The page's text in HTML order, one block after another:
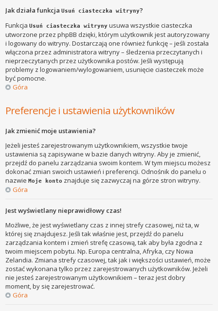
Jak działa funkcjaUsuń ciasteczka witryny?
FunkcjaUsuń ciasteczka witryny usuwa wszystkie ciasteczka
utworzone przez phpBB dzięki, którym użytkownik jest autoryzowany
i logowany do witryny. Dostarczają one również funkcję – jeśli została
włączona przez administratora witryny – śledzenia przeczytanych i
nieprzeczytanych przez użytkownika postów. Jeśli występują
problemy z logowaniem/wylogowaniem, usunięcie ciasteczek może
być pomocne.
Góra
Preferencje i ustawienia użytkowników
Jak zmienić moje ustawienia?
Jeżeli jesteś zarejestrowanym użytkownikiem, wszystkie twoje
ustawienia są zapisywane w bazie danych witryny. Aby je zmienić,
przejdź do panelu zarządzania swoim kontem. W tym miejscu możesz
dokonać zmian swoich ustawień i preferencji. Odnośnik do panelu o
nazwieMoje konto znajduje się zazwyczaj na górze stron witryny.
Góra
Jest wyświetlany nieprawidłowy czas!
Możliwe, że jest wyświetlany czas z innej strefy czasowej, niż ta, w
której się znajdujesz. Jeśli tak właśnie jest, przejdź do panelu
zarządzania kontem i zmień strefę czasową, tak aby była zgodna z
twoim miejscem pobytu. Np. Europa centralna, Afryka, czy Nowa
Zelandia. Zmiana strefy czasowej, tak jak i większości ustawień, może
zostać wykonana tylko przez zarejestrowanych użytkowników. Jeżeli
nie jesteś zarejestrowanym użytkownikiem – teraz jest dobry
moment, by się zarejestrować.
Góra